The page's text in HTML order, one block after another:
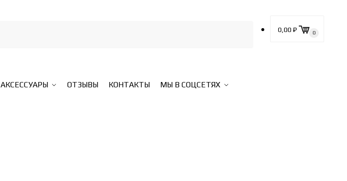
0,00 ₽ 0
АКСЕССУАРЫ ОТЗЫВЫ КОНТАКТЫ МЫ В СОЦСЕТЯХ